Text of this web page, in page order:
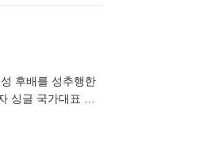
후배를 성추행한
싱글 국가대표 선